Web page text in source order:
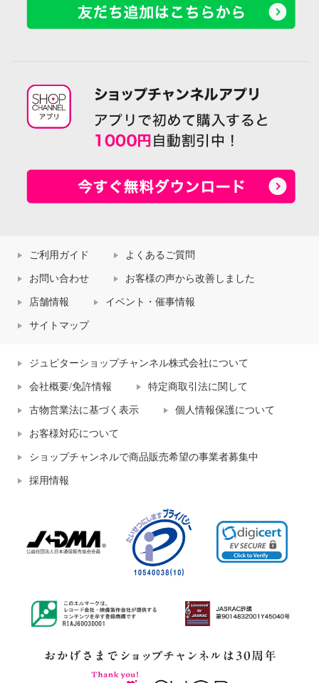
ご利用ガイド よくあるご質問
お問い合わせ お客様の声から改善しました
店舗情報 イベント・催事情報
サイトマップ
ジュピターショップチャンネル株式会社について
会社概要/免許情報 特定商取引法に関して
古物営業法に基づく表示 個人情報保護について
お客様対応について
ショップチャンネルで商品販売希望の事業者募集中
採用情報